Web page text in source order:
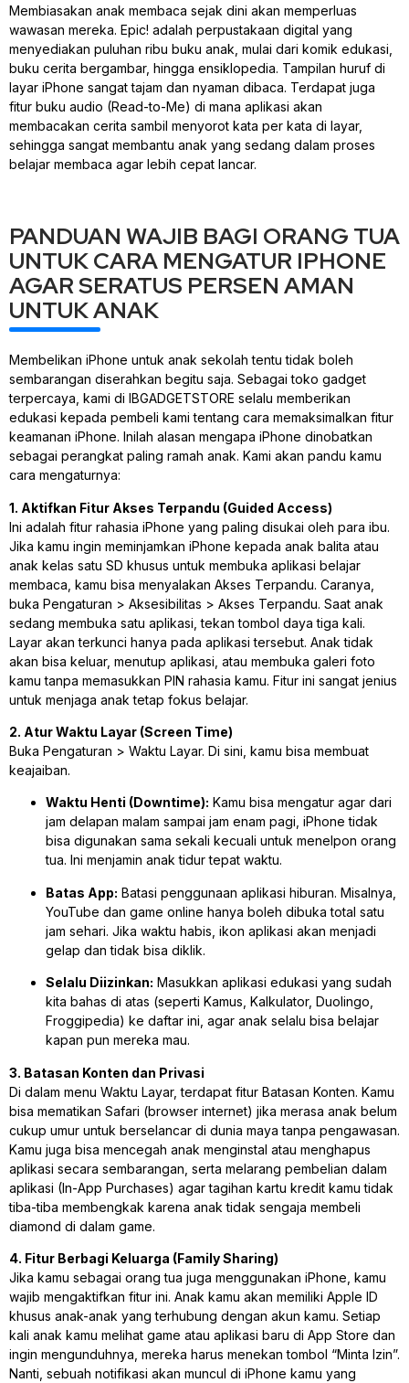
Membiasakan anak membaca sejak dini akan memperluas
wawasan mereka. Epic! adalah perpustakaan digital yang
menyediakan puluhan ribu buku anak, mulai dari komik edukasi,
buku cerita bergambar, hingga ensiklopedia. Tampilan huruf di
layar iPhone sangat tajam dan nyaman dibaca. Terdapat juga
fitur buku audio (Read-to-Me) di mana aplikasi akan
membacakan cerita sambil menyorot kata per kata di layar,
sehingga sangat membantu anak yang sedang dalam proses
belajar membaca agar lebih cepat lancar.
PANDUAN WAJIB BAGI ORANG TUA
UNTUK CARA MENGATUR IPHONE
AGAR SERATUS PERSEN AMAN
UNTUK ANAK
Membelikan iPhone untuk anak sekolah tentu tidak boleh
sembarangan diserahkan begitu saja. Sebagai toko gadget
terpercaya, kami di IBGADGETSTORE selalu memberikan
edukasi kepada pembeli kami tentang cara memaksimalkan fitur
keamanan iPhone. Inilah alasan mengapa iPhone dinobatkan
sebagai perangkat paling ramah anak. Kami akan pandu kamu
cara mengaturnya:
1. Aktifkan Fitur Akses Terpandu (Guided Access)
Ini adalah fitur rahasia iPhone yang paling disukai oleh para ibu.
Jika kamu ingin meminjamkan iPhone kepada anak balita atau
anak kelas satu SD khusus untuk membuka aplikasi belajar
membaca, kamu bisa menyalakan Akses Terpandu. Caranya,
buka Pengaturan > Aksesibilitas > Akses Terpandu. Saat anak
sedang membuka satu aplikasi, tekan tombol daya tiga kali.
Layar akan terkunci hanya pada aplikasi tersebut. Anak tidak
akan bisa keluar, menutup aplikasi, atau membuka galeri foto
kamu tanpa memasukkan PIN rahasia kamu. Fitur ini sangat jenius
untuk menjaga anak tetap fokus belajar.
2. Atur Waktu Layar (Screen Time)
Buka Pengaturan > Waktu Layar. Di sini, kamu bisa membuat
keajaiban.
Waktu Henti (Downtime): Kamu bisa mengatur agar dari
jam delapan malam sampai jam enam pagi, iPhone tidak
bisa digunakan sama sekali kecuali untuk menelpon orang
tua. Ini menjamin anak tidur tepat waktu.
Batas App: Batasi penggunaan aplikasi hiburan. Misalnya,
YouTube dan game online hanya boleh dibuka total satu
jam sehari. Jika waktu habis, ikon aplikasi akan menjadi
gelap dan tidak bisa diklik.
Selalu Diizinkan: Masukkan aplikasi edukasi yang sudah
kita bahas di atas (seperti Kamus, Kalkulator, Duolingo,
Froggipedia) ke daftar ini, agar anak selalu bisa belajar
kapan pun mereka mau.
3. Batasan Konten dan Privasi
Di dalam menu Waktu Layar, terdapat fitur Batasan Konten. Kamu
bisa mematikan Safari (browser internet) jika merasa anak belum
cukup umur untuk berselancar di dunia maya tanpa pengawasan.
Kamu juga bisa mencegah anak menginstal atau menghapus
aplikasi secara sembarangan, serta melarang pembelian dalam
aplikasi (In-App Purchases) agar tagihan kartu kredit kamu tidak
tiba-tiba membengkak karena anak tidak sengaja membeli
diamond di dalam game.
4. Fitur Berbagi Keluarga (Family Sharing)
Jika kamu sebagai orang tua juga menggunakan iPhone, kamu
wajib mengaktifkan fitur ini. Anak kamu akan memiliki Apple ID
khusus anak-anak yang terhubung dengan akun kamu. Setiap
kali anak kamu melihat game atau aplikasi baru di App Store dan
ingin mengunduhnya, mereka harus menekan tombol “Minta Izin”.
Nanti, sebuah notifikasi akan muncul di iPhone kamu yang